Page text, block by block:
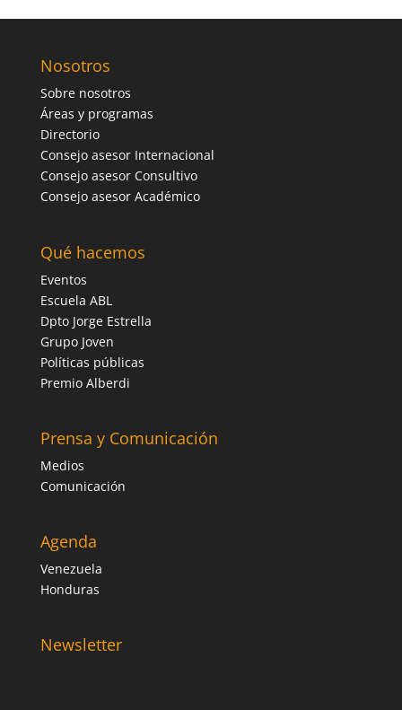
Nosotros
Sobre nosotros
Áreas y programas
Directorio
Consejo asesor Internacional
Consejo asesor Consultivo
Consejo asesor Académico
Qué hacemos
Eventos
Escuela ABL
Dpto Jorge Estrella
Grupo Joven
Políticas públicas
Premio Alberdi
Prensa y Comunicación
Medios
Comunicación
Agenda
Venezuela
Honduras
Newsletter